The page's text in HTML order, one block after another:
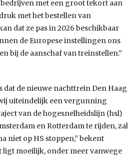
met een groot tekort aan
met het bestellen van
dat ze pas in 2026 beschikbaar
de Europese instellingen ons
bij de aanschaf van treinstellen.”
dat de nieuwe nachttrein Den Haag
uiteindelijk een vergunning
van de hogesnelheidslijn (hsl)
en Rotterdam te rijden, zal
niet op HS stoppen,” bekent
ligt moeilijk, onder meer vanwege